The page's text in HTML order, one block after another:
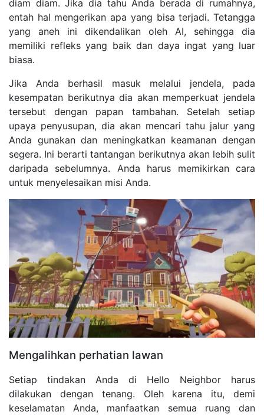
diam diam. Jika dia tahu Anda berada di rumahnya,
entah hal mengerikan apa yang bisa terjadi. Tetangga
yang aneh ini dikendalikan oleh AI, sehingga dia
memiliki refleks yang baik dan daya ingat yang luar
biasa.
Jika Anda berhasil masuk melalui jendela, pada
kesempatan berikutnya dia akan memperkuat jendela
tersebut dengan papan tambahan. Setelah setiap
upaya penyusupan, dia akan mencari tahu jalur yang
Anda gunakan dan meningkatkan keamanan dengan
segera. Ini berarti tantangan berikutnya akan lebih sulit
daripada sebelumnya. Anda harus memikirkan cara
untuk menyelesaikan misi Anda.
Mengalihkan perhatian lawan
Setiap tindakan Anda di Hello Neighbor harus
dilakukan dengan tenang. Oleh karena itu, demi
keselamatan Anda, manfaatkan semua ruang dan